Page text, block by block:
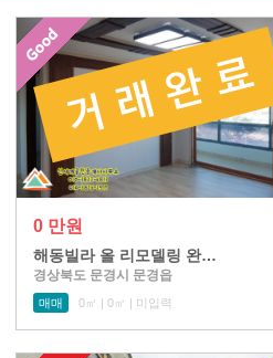
0 만원
해동빌라 올 리모델링 완…
경상북도 문경시 문경읍
매매 0㎡ | 0㎡ | 미입력